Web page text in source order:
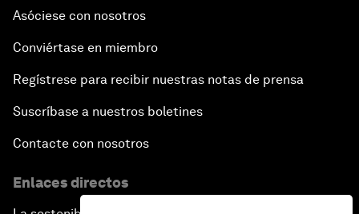
Asóciese con nosotros
Conviértase en miembro
Regístrese para recibir nuestras notas de prensa
Suscríbase a nuestros boletines
Contacte con nosotros
Enlaces directos